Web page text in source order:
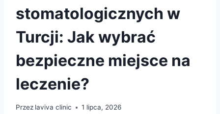
stomatologicznych w
Turcji: Jak wybrać
bezpieczne miejsce na
leczenie?
Przez laviva clinic 1 lipca, 2026